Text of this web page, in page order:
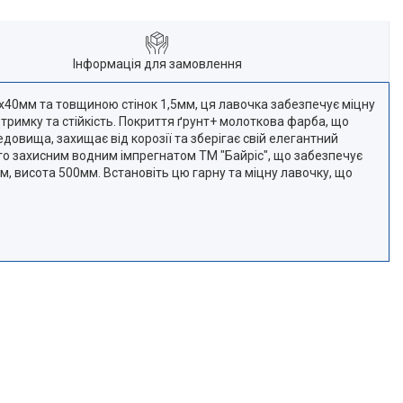
Інформація для замовлення
та товщиною стінок 1,5мм, ця лавочка забезпечує міцну
та стійкість. Покриття ґрунт+ молоткова фарба, що
захищає від корозії та зберігає свій елегантний
захисним водним імпрегнатом ТМ "Байріс", що забезпечує
висота 500мм. Встановіть цю гарну та міцну лавочку, що